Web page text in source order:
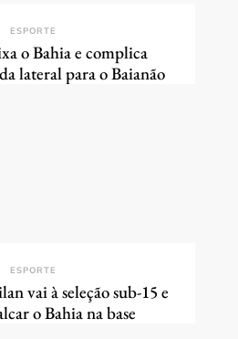
ESPORTE
o Bahia e complica
lateral para o Baianão
ESPORTE
vai à seleção sub-15 e
o Bahia na base